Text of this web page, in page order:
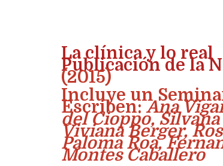
La clínica y lo real
Publicación de la
(2015)
Incluye un
Escriben:Ana
del Cioppo,
Viviana Berger,
Paloma Roa,
Montes Caballero